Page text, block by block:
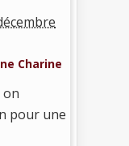
Charine
on
pour une